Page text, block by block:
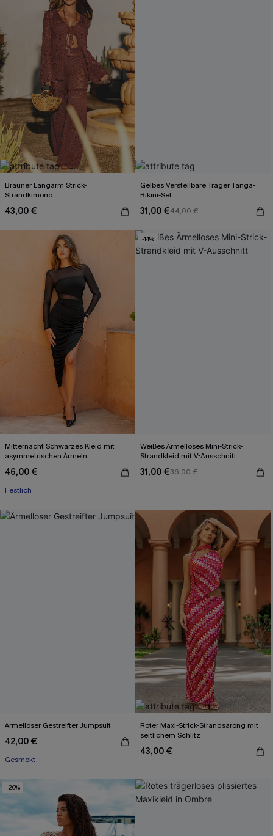
Brauner Langarm Strick-
Strandkimono
43,00 €
Gelbes Verstellbare Träger Tanga-
Bikini-Set
31,00 €44,00 €
Mitternacht Schwarzes Kleid mit
asymmetrischen Ärmeln
46,00 €
Festlich
-14%
Weißes Ärmelloses Mini-Strick-
Strandkleid mit V-Ausschnitt
31,00 €36,00 €
Ärmelloser Gestreifter Jumpsuit
42,00 €
Gesmokt
Roter Maxi-Strick-Strandsarong mit
seitlichem Schlitz
43,00 €
-20%